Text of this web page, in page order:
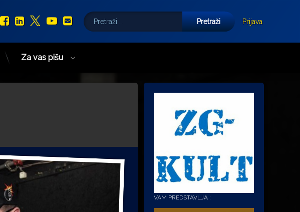
Facebook
LinkedIn
X.com
YouTube
E-mail
Pretraži:
Prijava
Za vas pišu
VAM PREDSTAVLJA :